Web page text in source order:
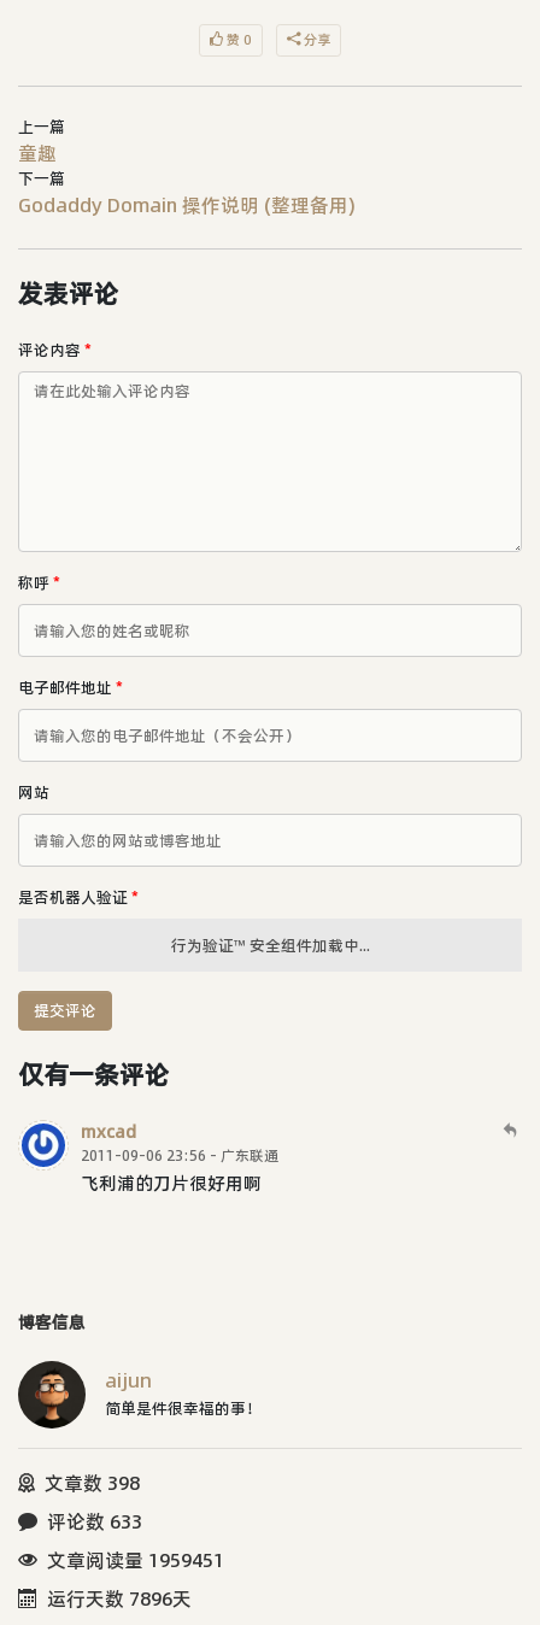
赞 0 分享
上一篇
童趣
下一篇
Godaddy Domain 操作说明 (整理备用)
发表评论
评论内容 *
称呼*
电子邮件地址 *
网站
是否机器人验证 *
行为验证™ 安全组件加载中...
提交评论
仅有一条评论
mxcad
2011-09-06 23:56 - 广东联通
飞利浦的刀片很好用啊
博客信息
aijun
简单是件很幸福的事！
文章数 398
评论数 633
文章阅读量 1959451
运行天数 7896天